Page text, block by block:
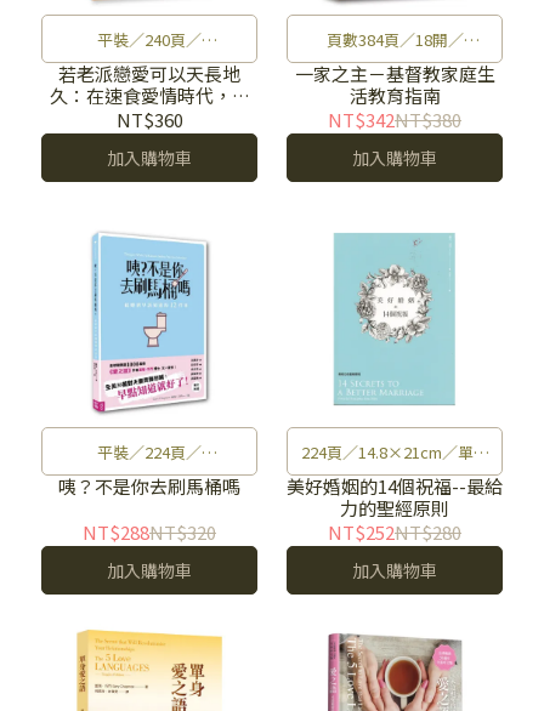
平裝／240頁／
14.8×21×1.3cm／單色印
刷／初版／339g
若老派戀愛可以天長地
久：在速食愛情時代，找
到恆久的真愛
NT$360
加入購物車
頁數384頁／18開／
228×153mm／雙色印刷／
平裝／600g
一家之主－基督教家庭生
活教育指南
NT$342NT$380
加入購物車
平裝／224頁／
14.8×21×1.05cm／雙色印
咦？不是你去刷馬桶嗎
NT$288NT$320
加入購物車
224頁／14.8×21cm／單色
印刷／366g
美好婚姻的14個祝福--最給
力的聖經原則
NT$252NT$280
加入購物車